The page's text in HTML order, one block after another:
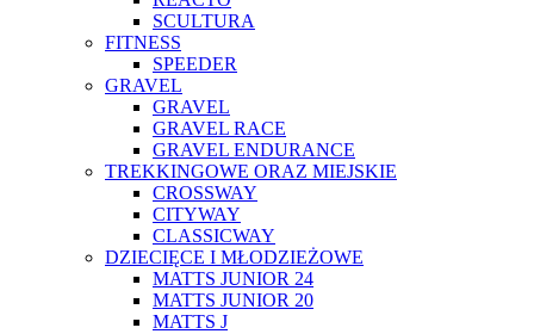
SCULTURA
FITNESS
SPEEDER
GRAVEL
GRAVEL
GRAVEL RACE
GRAVEL ENDURANCE
TREKKINGOWE ORAZ MIEJSKIE
CROSSWAY
CITYWAY
CLASSICWAY
DZIECIĘCE I MŁODZIEŻOWE
MATTS JUNIOR 24
MATTS JUNIOR 20
MATTS J